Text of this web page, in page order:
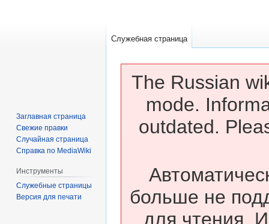
The Russian
mode.
outdated.
больше не
для чтения.
Служебная страница
Заглавная страница
Свежие правки
Случайная страница
Справка по MediaWiki
Инструменты
Служебные страницы
Версия для печати